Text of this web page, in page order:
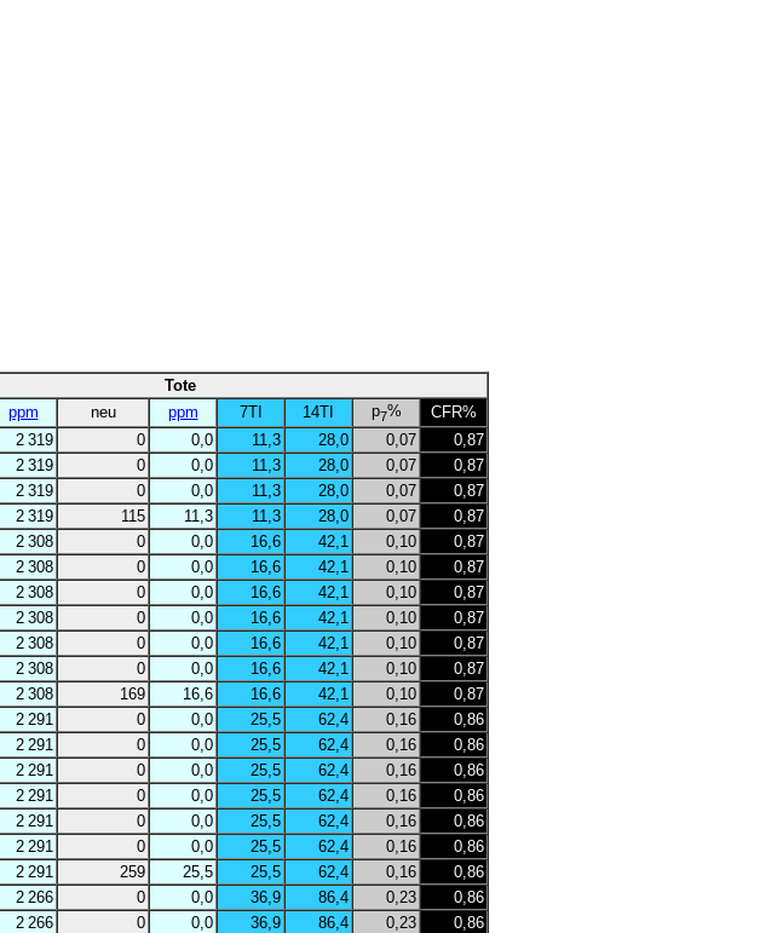
Tote
ppm neu ppm 7TI 14TI p7%
CFR%
2 319 0 0,0 11,3 28,0 0,07
0,87
2 319 0 0,0 11,3 28,0 0,07
0,87
2 319 0 0,0 11,3 28,0 0,07
0,87
2 319 115 11,3 11,3 28,0 0,07
0,87
2 308 0 0,0 16,6 42,1 0,10
0,87
2 308 0 0,0 16,6 42,1 0,10
0,87
2 308 0 0,0 16,6 42,1 0,10
0,87
2 308 0 0,0 16,6 42,1 0,10
0,87
2 308 0 0,0 16,6 42,1 0,10
0,87
2 308 0 0,0 16,6 42,1 0,10
0,87
2 308 169 16,6 16,6 42,1 0,10
0,87
2 291 0 0,0 25,5 62,4 0,16
0,86
2 291 0 0,0 25,5 62,4 0,16
0,86
2 291 0 0,0 25,5 62,4 0,16
0,86
2 291 0 0,0 25,5 62,4 0,16
0,86
2 291 0 0,0 25,5 62,4 0,16
0,86
2 291 0 0,0 25,5 62,4 0,16
0,86
2 291 259 25,5 25,5 62,4 0,16
0,86
2 266 0 0,0 36,9 86,4 0,23
0,86
2 266 0 0,0 36,9 86,4 0,23
0,86